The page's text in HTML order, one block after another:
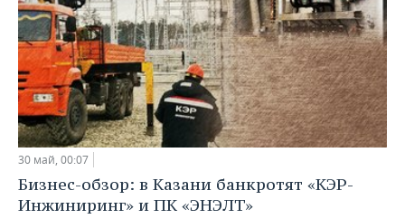
30 май, 00:07
Бизнес-обзор: в Казани банкротят «КЭР-
Инжиниринг» и ПК «ЭНЭЛТ»